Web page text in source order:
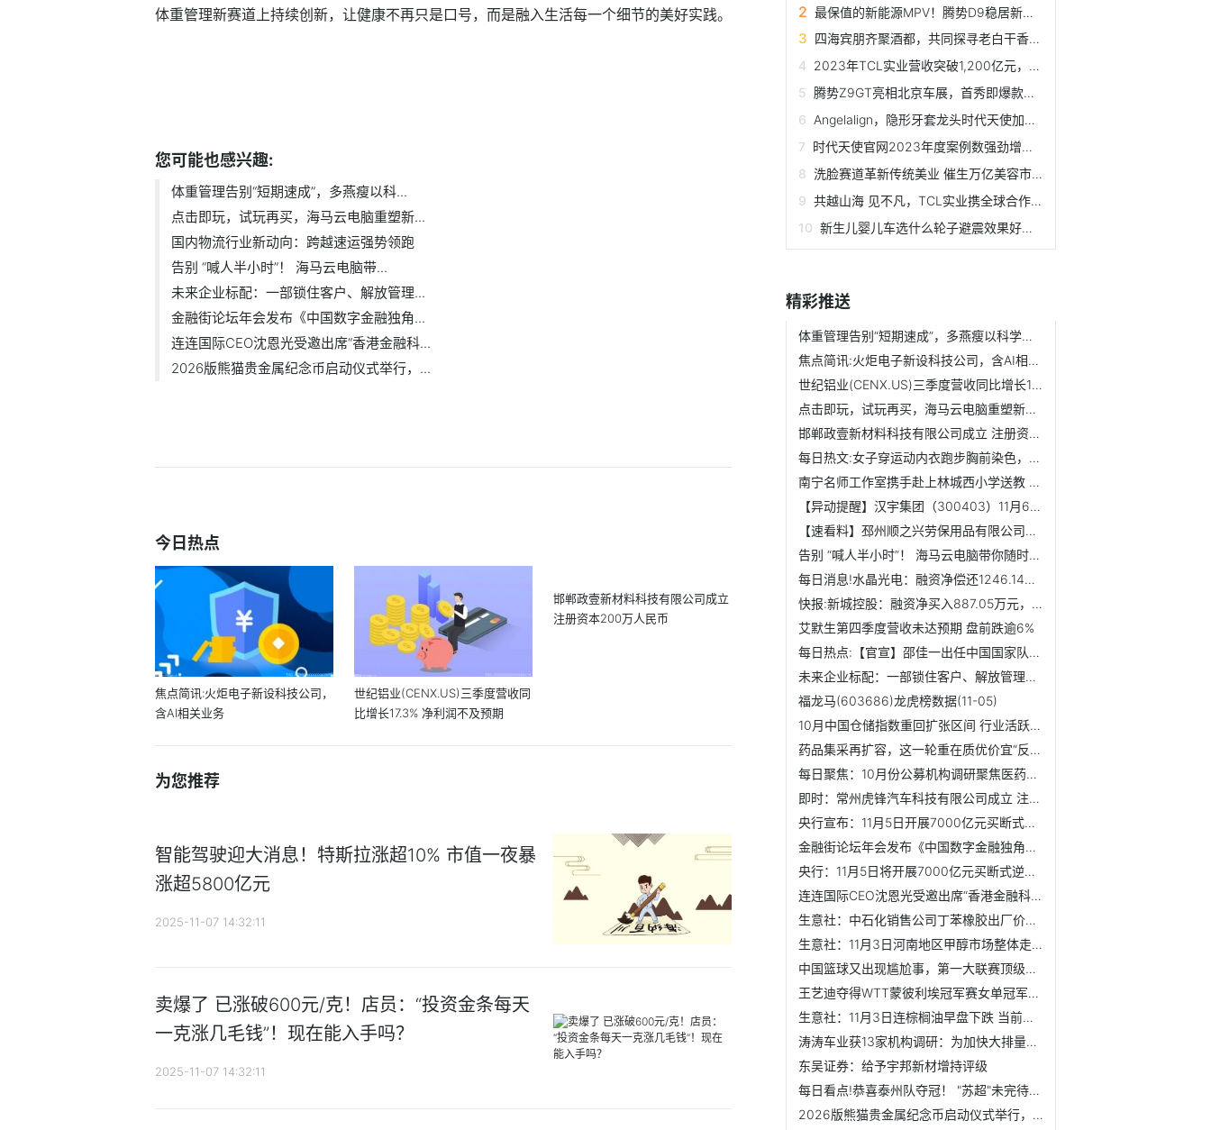
体重管理新赛道上持续创新，让健康不再只是口号，而是融入生活每一个细节的美好实践。
您可能也感兴趣:
体重管理告别“短期速成”，多燕瘦以科...
点击即玩，试玩再买，海马云电脑重塑新...
国内物流行业新动向：跨越速运强势领跑
告别 “喊人半小时”！ 海马云电脑带...
未来企业标配：一部锁住客户、解放管理...
金融街论坛年会发布《中国数字金融独角...
连连国际CEO沈恩光受邀出席“香港金融科...
2026版熊猫贵金属纪念币启动仪式举行，...
今日热点
焦点简讯:火炬电子新设科技公司，
含AI相关业务
世纪铝业(CENX.US)三季度营收同
比增长17.3% 净利润不及预期
邯郸政壹新材料科技有限公司成立
注册资本200万人民币
为您推荐
智能驾驶迎大消息！特斯拉涨超10% 市值一夜暴
涨超5800亿元
2025-11-07 14:32:11
卖爆了 已涨破600元/克！店员：“投资金条每天
一克涨几毛钱”！现在能入手吗？
2025-11-07 14:32:11
最保值的新能源MPV！腾势D9稳居新能源MPV市场一年保值率第一
四海宾朋齐聚酒都，共同探寻老白干香型品类健康之美
2023年TCL实业营收突破1,200亿元，同比增长13%
腾势Z9GT亮相北京车展，首秀即爆款，收获首张海外车主订单
Angelalign，隐形牙套龙头时代天使加速推进全球化业务
时代天使官网2023年度案例数强劲增长33.2%至24.5万例，国内业...
洗脸赛道革新传统美业 催生万亿美容市场新蓝海
共越山海 见不凡，TCL实业携全球合作伙伴共建产业和谐生态
新生儿婴儿车选什么轮子避震效果好？布格特避震婴儿车有什么...
精彩推送
体重管理告别“短期速成”，多燕瘦以科学方案深受消费者信赖
焦点简讯:火炬电子新设科技公司，含AI相关业务
世纪铝业(CENX.US)三季度营收同比增长17.3% 净利润不及预期
点击即玩，试玩再买，海马云电脑重塑新游体验范式
邯郸政壹新材料科技有限公司成立 注册资本200万人民币
每日热文:女子穿运动内衣跑步胸前染色，飞比特致歉，客服：要...
南宁名师工作室携手赴上林城西小学送教 助力整本书阅读教学...
【异动提醒】汉宇集团（300403）11月6日13点3分触及涨停板 速看料
【速看料】邳州顺之兴劳保用品有限公司成立 注册资本100万人民币
告别 “喊人半小时”！ 海马云电脑带你随时随地组队畅玩3A大作
每日消息!水晶光电：融资净偿还1246.14万元，融资余额16.42亿...
快报:新城控股：融资净买入887.05万元，融资余额8.2亿元（11-05）
艾默生第四季度营收未达预期 盘前跌逾6%
每日热点:【官宣】邵佳一出任中国国家队新任主帅
未来企业标配：一部锁住客户、解放管理的AI员工手机
福龙马(603686)龙虎榜数据(11-05)
10月中国仓储指数重回扩张区间 行业活跃度提升
药品集采再扩容，这一轮重在质优价宜“反内卷” 信息
每日聚焦：10月份公募机构调研聚焦医药生物等赛道
即时：常州虎锋汽车科技有限公司成立 注册资本1万人民币
央行宣布：11月5日开展7000亿元买断式逆回购操作
金融街论坛年会发布《中国数字金融独角兽榜单（2025）》，凯...
央行：11月5日将开展7000亿元买断式逆回购操作
连连国际CEO沈恩光受邀出席“香港金融科技周2025” 畅谈AI技...
生意社：中石化销售公司丁苯橡胶出厂价下调_快播
生意社：11月3日河南地区甲醇市场整体走低
中国篮球又出现尴尬事，第一大联赛顶级冠军球队正式退赛
王艺迪夺得WTT蒙彼利埃冠军赛女单冠军-最新快讯
生意社：11月3日连棕榈油早盘下跌 当前焦点
涛涛车业获13家机构调研：为加快大排量全地形车的研发进度，...
东吴证券：给予宇邦新材增持评级
每日看点!恭喜泰州队夺冠！ "苏超"未完待续！
2026版熊猫贵金属纪念币启动仪式举行，行业聚力共推市场发展